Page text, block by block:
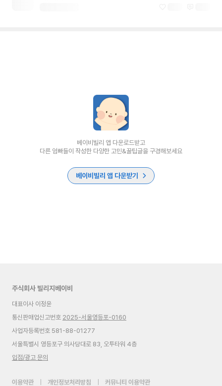
베이비빌리 앱 다운로드받고
다른 엄빠들이 작성한 다양한 고민&꿀팁글을 구경해보세요
베이비빌리 앱 다운받기
주식회사 빌리지베이비
대표이사 이정윤
통신판매업신고번호 2025-서울영등포-0160
사업자등록번호 581-88-01277
서울특별시 영등포구 의사당대로 83, 오투타워 4층
입점/광고 문의
이용약관 개인정보처리방침 커뮤니티 이용약관